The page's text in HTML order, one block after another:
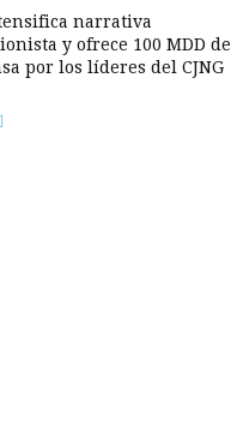
narrativa
y ofrece 100 MDD de
por los líderes del CJNG